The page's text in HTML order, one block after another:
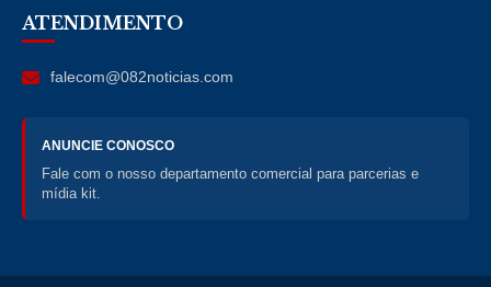
ATENDIMENTO
falecom@082noticias.com
ANUNCIE CONOSCO
Fale com o nosso departamento comercial para parcerias e
mídia kit.